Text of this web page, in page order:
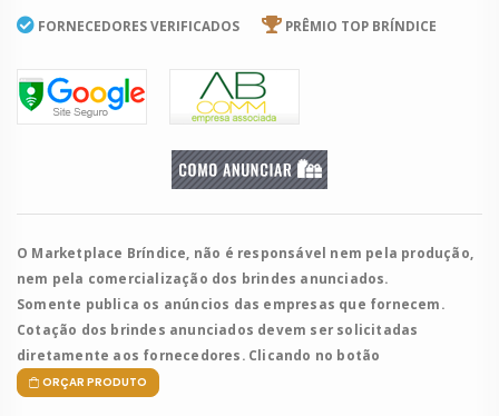
FORNECEDORES VERIFICADOS PRÊMIO TOP BRÍNDICE
O Marketplace Bríndice, não é responsável nem pela produção,
nem pela comercialização dos brindes anunciados.
Somente publica os anúncios das empresas que fornecem.
Cotação dos brindes anunciados devem ser solicitadas
diretamente aos fornecedores. Clicando no botão
ORÇAR PRODUTO